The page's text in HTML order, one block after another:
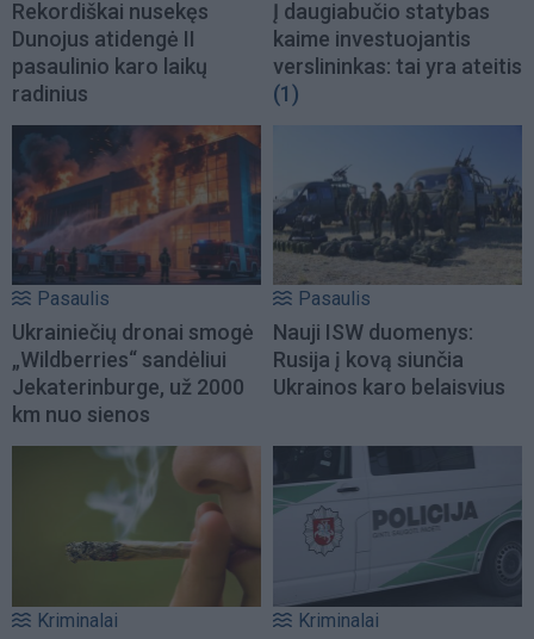
Rekordiškai nusekęs
Dunojus atidengė II
pasaulinio karo laikų
radinius
Į daugiabučio statybas
kaime investuojantis
verslininkas: tai yra ateitis
(1)
Pasaulis
Ukrainiečių dronai smogė
„Wildberries“ sandėliui
Jekaterinburge, už 2000
km nuo sienos
Pasaulis
Nauji ISW duomenys:
Rusija į kovą siunčia
Ukrainos karo belaisvius
Kriminalai Kriminalai